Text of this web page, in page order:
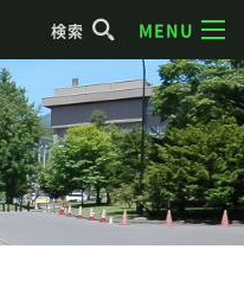
検索 MENU